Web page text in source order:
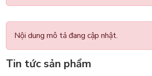
Nội dung mô tả đang cập nhật.
Tin tức sản phẩm